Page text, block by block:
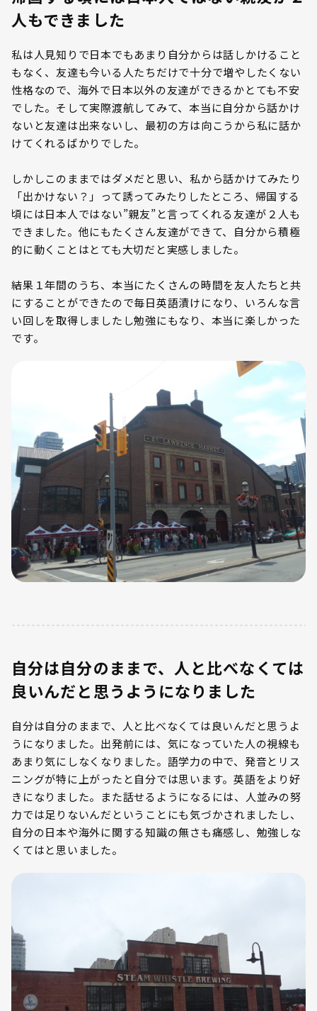
人もできました
私は人見知りで日本でもあまり自分からは話しかけること
もなく、友達も今いる人たちだけで十分で増やしたくない
性格なので、海外で日本以外の友達ができるかとても不安
でした。そして実際渡航してみて、本当に自分から話かけ
ないと友達は出来ないし、最初の方は向こうから私に話か
けてくれるばかりでした。
しかしこのままではダメだと思い、私から話かけてみたり
「出かけない？」って誘ってみたりしたところ、帰国する
頃には日本人ではない”親友”と言ってくれる友達が２人も
できました。他にもたくさん友達ができて、自分から積極
的に動くことはとても大切だと実感しました。
結果１年間のうち、本当にたくさんの時間を友人たちと共
にすることができたので毎日英語漬けになり、いろんな言
い回しを取得しましたし勉強にもなり、本当に楽しかった
です。
自分は自分のままで、人と比べなくては
良いんだと思うようになりました
自分は自分のままで、人と比べなくては良いんだと思うよ
うになりました。出発前には、気になっていた人の視線も
あまり気にしなくなりました。語学力の中で、発音とリス
ニングが特に上がったと自分では思います。英語をより好
きになりました。また話せるようになるには、人並みの努
力では足りないんだということにも気づかされましたし、
自分の日本や海外に関する知識の無さも痛感し、勉強しな
くてはと思いました。